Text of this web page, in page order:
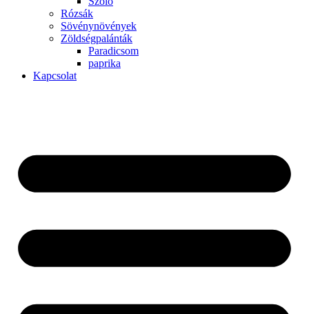
Rózsák
Sövénynövények
Zöldségpalánták
Paradicsom
paprika
Kapcsolat